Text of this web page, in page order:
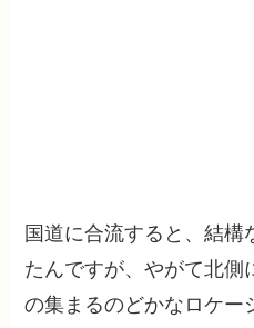
国道に合流すると、結構
たんですが、やがて北側
の集まるのどかなロケー